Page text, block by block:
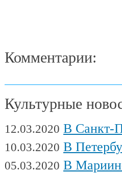
Комментарии:
Культурные
12.03.2020 В Санкт-
10.03.2020 В Петербурге
05.03.2020 В